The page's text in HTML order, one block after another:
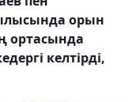
орын
ортасында
келтірді,